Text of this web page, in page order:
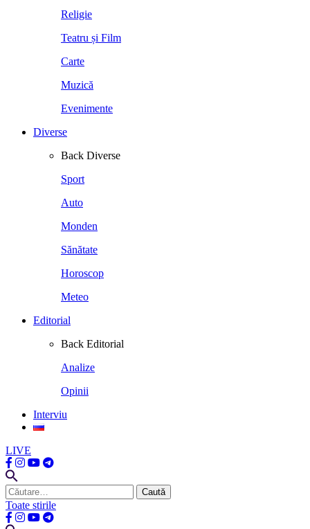
Religie
Teatru și Film
Carte
Muzică
Evenimente
Diverse
Back Diverse
Sport
Auto
Monden
Sănătate
Horoscop
Meteo
Editorial
Back Editorial
Analize
Opinii
Interviu
LIVE
Caută
după:
Toate stirile